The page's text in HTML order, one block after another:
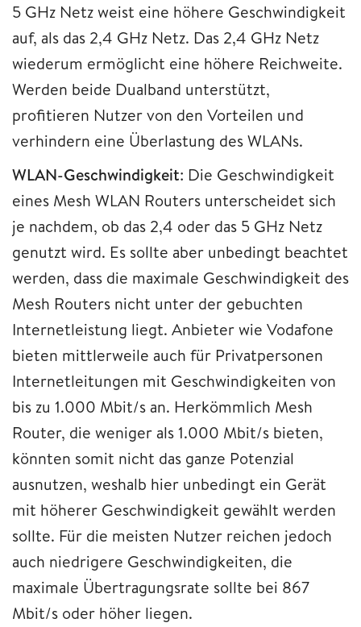
5 GHz Netz weist eine höhere Geschwindigkeit
auf, als das 2,4 GHz Netz. Das 2,4 GHz Netz
wiederum ermöglicht eine höhere Reichweite.
Werden beide Dualband unterstützt,
profitieren Nutzer von den Vorteilen und
verhindern eine Überlastung des WLANs.
WLAN-Geschwindigkeit: Die Geschwindigkeit
eines Mesh WLAN Routers unterscheidet sich
je nachdem, ob das 2,4 oder das 5 GHz Netz
genutzt wird. Es sollte aber unbedingt beachtet
werden, dass die maximale Geschwindigkeit des
Mesh Routers nicht unter der gebuchten
Internetleistung liegt. Anbieter wie Vodafone
bieten mittlerweile auch für Privatpersonen
Internetleitungen mit Geschwindigkeiten von
bis zu 1.000 Mbit/s an. Herkömmlich Mesh
Router, die weniger als 1.000 Mbit/s bieten,
könnten somit nicht das ganze Potenzial
ausnutzen, weshalb hier unbedingt ein Gerät
mit höherer Geschwindigkeit gewählt werden
sollte. Für die meisten Nutzer reichen jedoch
auch niedrigere Geschwindigkeiten, die
maximale Übertragungsrate sollte bei 867
Mbit/s oder höher liegen.